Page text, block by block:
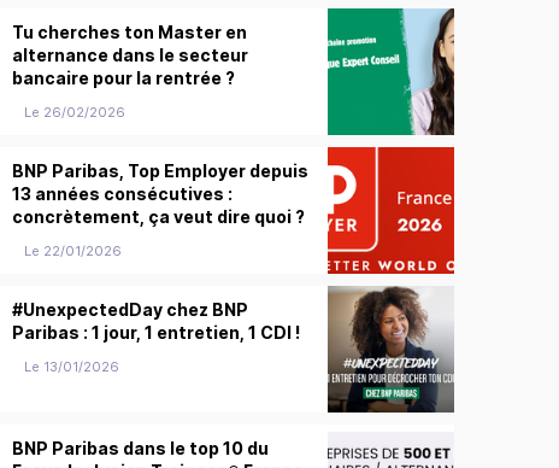
Tu cherches ton Master en
alternance dans le secteur
bancaire pour la rentrée ?
Le 26/02/2026
BNP Paribas, Top Employer depuis
13 années consécutives :
concrètement, ça veut dire quoi ?
Le 22/01/2026
#UnexpectedDay chez BNP
Paribas : 1 jour, 1 entretien, 1 CDI !
Le 13/01/2026
BNP Paribas dans le top 10 du